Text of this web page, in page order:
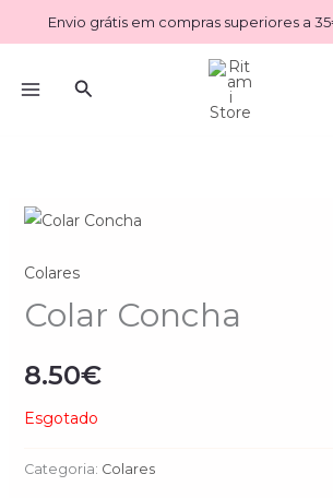
to
Envio grátis em compras superiores a
Search
Colares
Colar Concha
8.50€
Esgotado
Categoria: Colares